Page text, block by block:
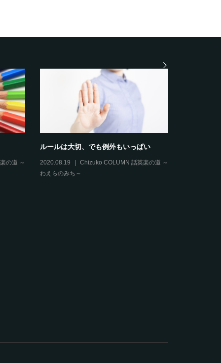
に掲載されました。
LINE公式アカウント友達募集しています
★